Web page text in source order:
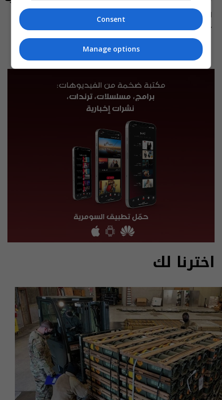
العراق في دقيقة 07-08-2026 | 2026
13:00 | 2026-08-07
12:45 | 2026-08-07
اخترنا لك
Consent
Manage options